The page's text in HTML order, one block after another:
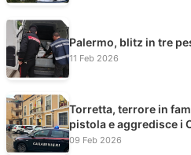
Palermo, blitz in tre
11 Feb 2026
Torretta, terrore in
pistola e aggredisce i
09 Feb 2026